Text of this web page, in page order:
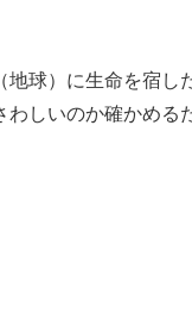
球）に生命を宿し
しいのか確かめる